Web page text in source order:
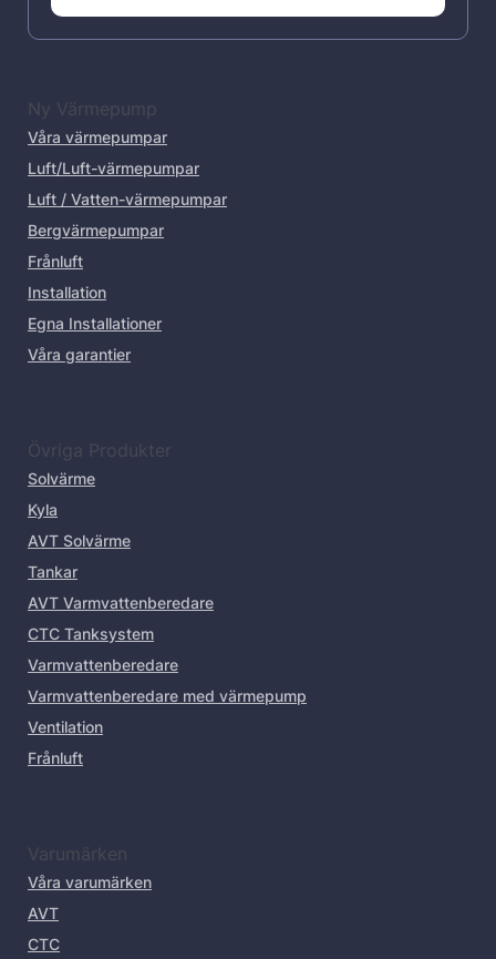
Ny Värmepump
Våra värmepumpar
Luft/Luft-värmepumpar
Luft / Vatten-värmepumpar
Bergvärmepumpar
Frånluft
Installation
Egna Installationer
Våra garantier
Övriga Produkter
Solvärme
Kyla
AVT Solvärme
Tankar
AVT Varmvattenberedare
CTC Tanksystem
Varmvattenberedare
Varmvattenberedare med värmepump
Ventilation
Frånluft
Varumärken
Våra varumärken
AVT
CTC